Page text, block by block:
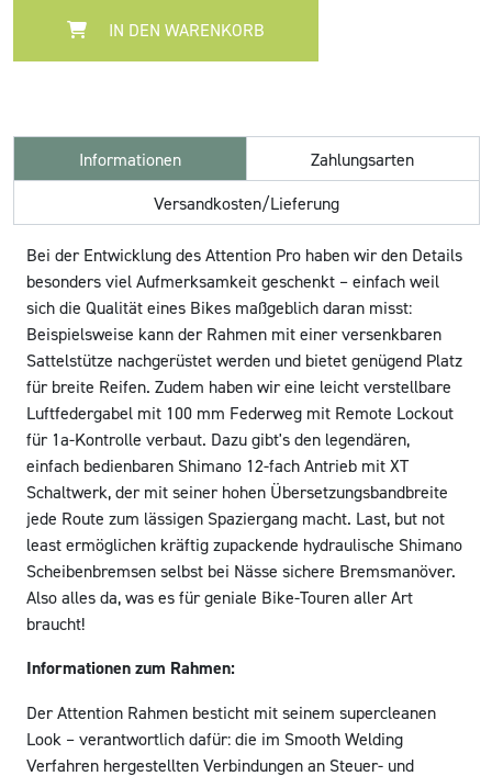
IN DEN WARENKORB
Informationen
Zahlungsarten
Versandkosten/Lieferung
Bei der Entwicklung des Attention Pro haben wir den Details
besonders viel Aufmerksamkeit geschenkt – einfach weil
sich die Qualität eines Bikes maßgeblich daran misst:
Beispielsweise kann der Rahmen mit einer versenkbaren
Sattelstütze nachgerüstet werden und bietet genügend Platz
für breite Reifen. Zudem haben wir eine leicht verstellbare
Luftfedergabel mit 100 mm Federweg mit Remote Lockout
für 1a-Kontrolle verbaut. Dazu gibt's den legendären,
einfach bedienbaren Shimano 12-fach Antrieb mit XT
Schaltwerk, der mit seiner hohen Übersetzungsbandbreite
jede Route zum lässigen Spaziergang macht. Last, but not
least ermöglichen kräftig zupackende hydraulische Shimano
Scheibenbremsen selbst bei Nässe sichere Bremsmanöver.
Also alles da, was es für geniale Bike-Touren aller Art
braucht!
Informationen zum Rahmen:
Der Attention Rahmen besticht mit seinem supercleanen
Look – verantwortlich dafür: die im Smooth Welding
Verfahren hergestellten Verbindungen an Steuer- und